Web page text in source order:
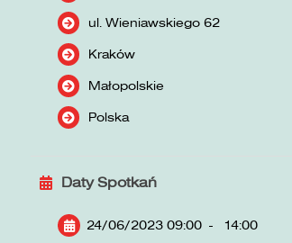
ul. Wieniawskiego 62
Kraków
Małopolskie
Polska
Daty Spotkań
24/06/2023 09:00 - 14:00